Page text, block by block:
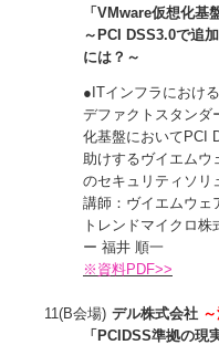
「VMware仮想化基
～PCI DSS3.0で追
には？～
●ITインフラにおけ
デファクトスタンダ
化基盤においてPCI
助けするヴイエムウ
のセキュリティソリ
講師：ヴイエムウェ
トレンドマイクロ
ー 福井 順一
※資料PDF>>
11(B会場) デル株式会社
「PCIDSS準拠の現